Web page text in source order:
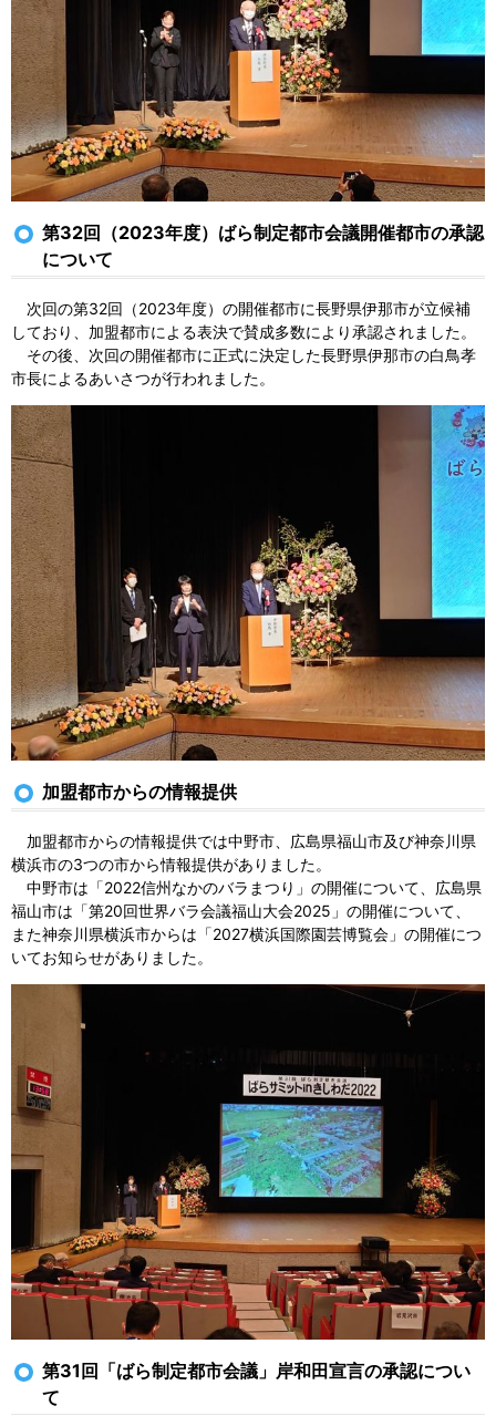
第32回（2023年度）ばら制定都市会議開催都市の承認
について
次回の第32回（2023年度）の開催都市に長野県伊那市が立候補
しており、加盟都市による表決で賛成多数により承認されました。
その後、次回の開催都市に正式に決定した長野県伊那市の白鳥孝
市長によるあいさつが行われました。
加盟都市からの情報提供
加盟都市からの情報提供では中野市、広島県福山市及び神奈川県
横浜市の3つの市から情報提供がありました。
中野市は「2022信州なかのバラまつり」の開催について、広島県
福山市は「第20回世界バラ会議福山大会2025」の開催について、
また神奈川県横浜市からは「2027横浜国際園芸博覧会」の開催につ
いてお知らせがありました。
第31回「ばら制定都市会議」岸和田宣言の承認につい
て